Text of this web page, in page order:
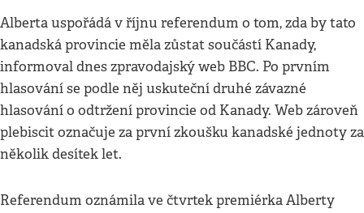
Alberta uspořádá v říjnu referendum o tom, zda by tato
kanadská provincie měla zůstat součástí Kanady,
informoval dnes zpravodajský web BBC. Po prvním
hlasování se podle něj uskuteční druhé závazné
hlasování o odtržení provincie od Kanady. Web zároveň
plebiscit označuje za první zkoušku kanadské jednoty za
několik desítek let.
Referendum oznámila ve čtvrtek premiérka Alberty